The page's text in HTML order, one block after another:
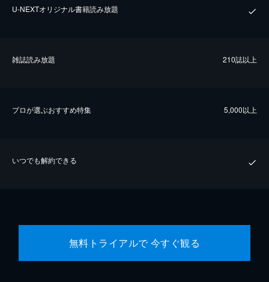
U-NEXTオリジナル書籍読み放題
雑誌読み放題 210誌以上
プロが選ぶおすすめ特集 5,000以上
いつでも解約できる
無料トライアルで 今すぐ観る